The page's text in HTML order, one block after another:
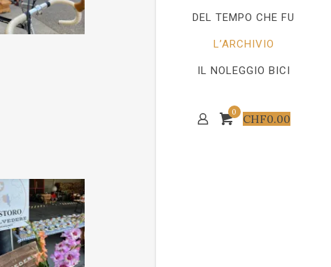
DEL TEMPO CHE FU
L’ARCHIVIO
IL NOLEGGIO BICI
0 CHF0.00